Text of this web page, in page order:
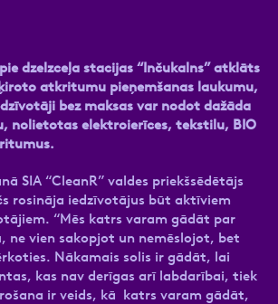
dzelzceļa stacijas “Inčukalns” atklāts
atkritumu pieņemšanas laukumu,
bez maksas var nodot dažāda
nolietotas elektroierīces, tekstilu, BIO
SIA “CleanR” valdes priekšsēdētājs
rosināja iedzīvotājus būt aktīviem
“Mēs katrs varam gādāt par
ne vien sakopjot un nemēslojot, bet
Nākamais solis ir gādāt, lai
kas nav derīgas arī labdarībai, tiek
ir veids, kā katrs varam gādāt,
ka piekrītat personas datu
Vairāk